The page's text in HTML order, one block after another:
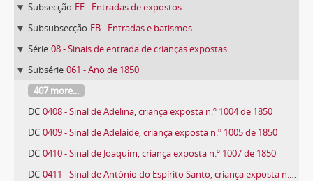
Subsecção EE - Entradas de expostos
Subsubsecção EB - Entradas e batismos
Série 08 - Sinais de entrada de crianças expostas
Subsérie 061 - Ano de 1850
407 more...
DC 0408 - Sinal de Adelina, criança exposta n.º 1004 de 1850
DC 0409 - Sinal de Adelaide, criança exposta n.º 1005 de 1850
DC 0410 - Sinal de Joaquim, criança exposta n.º 1007 de 1850
DC 0411 - Sinal de António do Espírito Santo, criança exposta n.º 1008 de 1850